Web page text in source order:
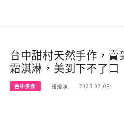
台中甜村天然手作，賣
霜淇淋，美到下不了口
台中美食 捲捲頭 2023-07-08